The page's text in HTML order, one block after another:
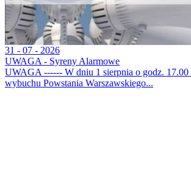
31 - 07 - 2026
UWAGA - Syreny Alarmowe
UWAGA ------ W dniu 1 sierpnia o godz.
wybuchu Powstania Warszawskiego...